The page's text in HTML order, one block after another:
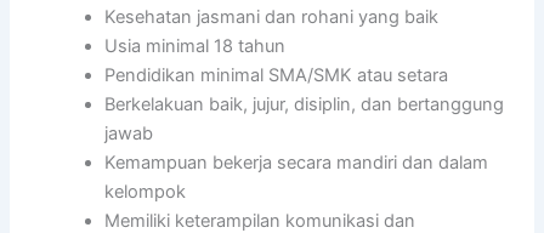
Kesehatan jasmani dan rohani yang baik
Usia minimal 18 tahun
Pendidikan minimal SMA/SMK atau setara
Berkelakuan baik, jujur, disiplin, dan bertanggung
jawab
Kemampuan bekerja secara mandiri dan dalam
kelompok
Memiliki keterampilan komunikasi dan